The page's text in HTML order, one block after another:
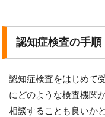
認知症検査の手順
認知症検査をはじめて
にどのような検査機関
相談することも良いか